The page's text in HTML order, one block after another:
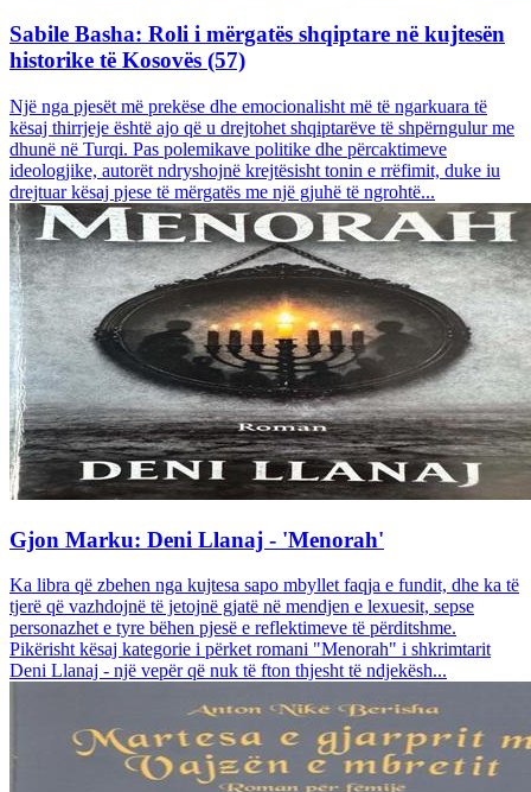
Sabile Basha: Roli i mërgatës shqiptare në kujtesën
historike të Kosovës (57)
Një nga pjesët më prekëse dhe emocionalisht më të ngarkuara të
kësaj thirrjeje është ajo që u drejtohet shqiptarëve të shpërngulur me
dhunë në Turqi. Pas polemikave politike dhe përcaktimeve
ideologjike, autorët ndryshojnë krejtësisht tonin e rrëfimit, duke iu
drejtuar kësaj pjese të mërgatës me një gjuhë të ngrohtë...
Gjon Marku: Deni Llanaj - 'Menorah'
Ka libra që zbehen nga kujtesa sapo mbyllet faqja e fundit, dhe ka të
tjerë që vazhdojnë të jetojnë gjatë në mendjen e lexuesit, sepse
personazhet e tyre bëhen pjesë e reflektimeve të përditshme.
Pikërisht kësaj kategorie i përket romani "Menorah" i shkrimtarit
Deni Llanaj - një vepër që nuk të fton thjesht të ndjekësh...